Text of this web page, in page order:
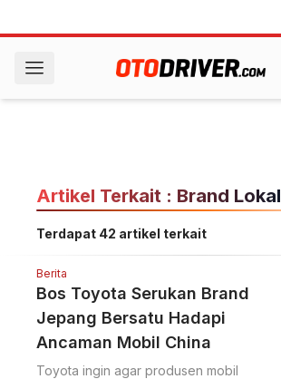
Artikel Terkait : Brand Lokal
Terdapat 42 artikel terkait
Berita
Bos Toyota Serukan Brand
Jepang Bersatu Hadapi
Ancaman Mobil China
Toyota ingin agar produsen mobil